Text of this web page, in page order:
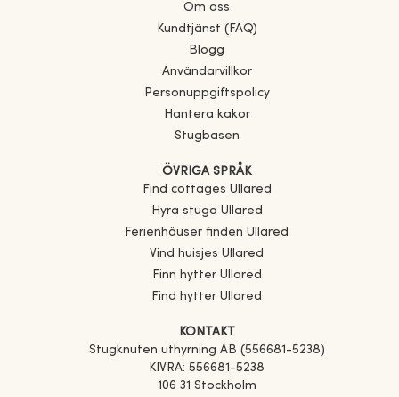
Om oss
Kundtjänst (FAQ)
Blogg
Användarvillkor
Personuppgiftspolicy
Hantera kakor
Stugbasen
ÖVRIGA SPRÅK
Find cottages Ullared
Hyra stuga Ullared
Ferienhäuser finden Ullared
Vind huisjes Ullared
Finn hytter Ullared
Find hytter Ullared
KONTAKT
Stugknuten uthyrning AB (556681-5238)
KIVRA: 556681-5238
106 31 Stockholm